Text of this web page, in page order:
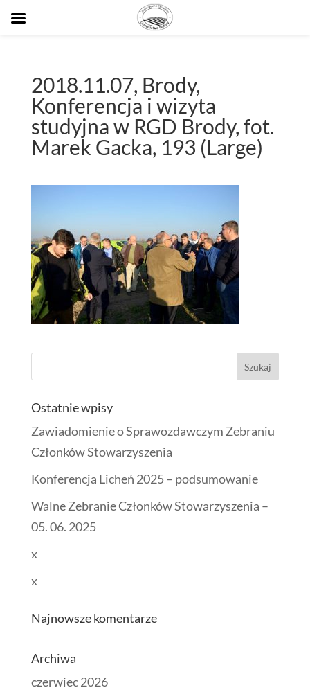
2018.11.07, Brody,
Konferencja i wizyta
studyjna w RGD Brody, fot.
Marek Gacka, 193 (Large)
Ostatnie wpisy
Zawiadomienie o Sprawozdawczym Zebraniu
Członków Stowarzyszenia
Konferencja Licheń 2025 – podsumowanie
Walne Zebranie Członków Stowarzyszenia –
05. 06. 2025
x
x
Najnowsze komentarze
Archiwa
czerwiec 2026